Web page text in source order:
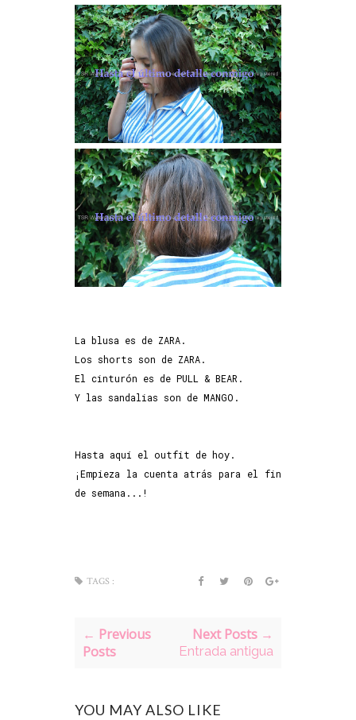
La blusa es de ZARA.
Los shorts son de ZARA.
El cinturón es de PULL & BEAR.
Y las sandalias son de MANGO.
Hasta aquí el outfit de hoy.
¡Empieza la cuenta atrás para el fin
de semana...!
TAGS :
← Previous
Posts
Next Posts →
Entrada antigua
YOU MAY ALSO LIKE